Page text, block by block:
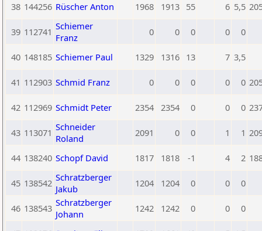
38 144256 Rüscher Anton 1968 1913 55 6 5,5
39 112741 Schiemer
Franz
0 0 0 0 0
40 148185 Schiemer Paul 1329 1316 13 7 3,5
41 112903 Schmid Franz 0 0 0 0 0
42 112969 Schmidt Peter 2354 2354 0 0 0
43 113071 Schneider
Roland
2091 0 0 1 1
44 138240 Schopf David 1817 1818 -1 4 2
45 138542 Schratzberger
Jakub
1204 1204 0 0 0
46 138543 Schratzberger
Johann
1242 1242 0 0 0